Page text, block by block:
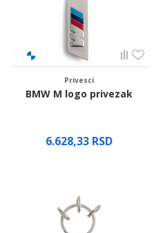
Privesci
BMW M logo privezak
6.628,33 RSD